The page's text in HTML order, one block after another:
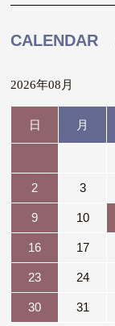
CALENDAR
2026年08月
日 月
2 3
9 10
16 17
23 24
30 31